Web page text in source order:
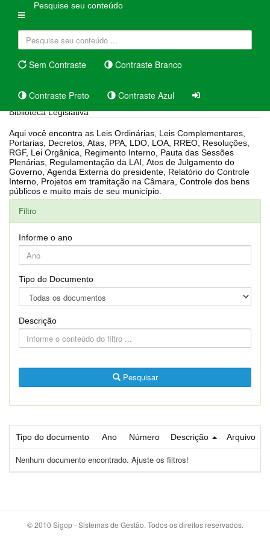
Pesquise seu conteúdo
Sem Contraste Contraste Branco
Contraste Preto Contraste Azul
Biblioteca Legislativa
Aqui você encontra as Leis Ordinárias, Leis Complementares,
Portarias, Decretos, Atas, PPA, LDO, LOA, RREO, Resoluções,
RGF, Lei Orgânica, Regimento Interno, Pauta das Sessões
Plenárias, Regulamentação da LAI, Atos de Julgamento do
Governo, Agenda Externa do presidente, Relatório do Controle
Interno, Projetos em tramitação na Câmara, Controle dos bens
públicos e muito mais de seu município.
Filtro
Informe o ano
Tipo do Documento
Descrição
Pesquisar
Tipo do documento Ano Número Descrição Arquivo
Nenhum documento encontrado. Ajuste os filtros!
© 2010 Sigop - Sistemas de Gestão. Todos os direitos reservados.